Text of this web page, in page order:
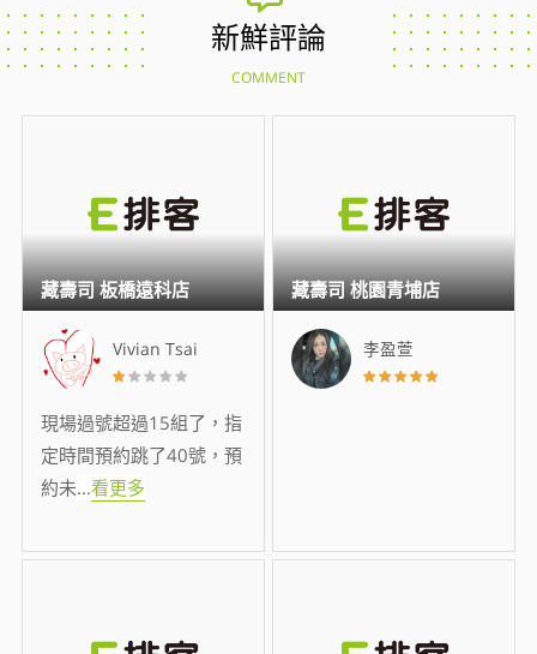
新鮮評論
COMMENT
Vivian Tsai
現場過號超過15組了，指
定時間預約跳了40號，預
約未...看更多
藏壽司 板橋遠科店
李盈萱
藏壽司 桃園青埔店